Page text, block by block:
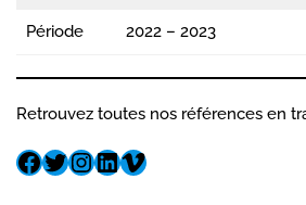
Période 2022 – 2023
Retrouvez toutes nos références en